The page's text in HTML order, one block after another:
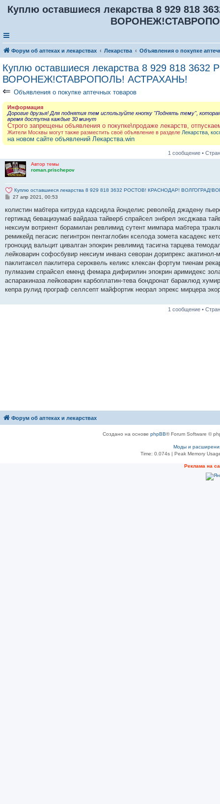
Куплю оставшиеся лекарства 8 929 818
Форум об аптеках и лекарствах Лекарства Объявления о покупке
Куплю оставшиеся лекарства 8 929 818
ВОРОНЕЖ!СТАВРОПОЛЬ! АСТРАХАНЬ!
⇐ Объявления о покупке аптечных товаров
Информация
Дорогие друзья! Для поднятия тем используйте кнопку "Поднять тему",
время доступна каждые 30 минут
Строго запрещены объявления о покупке\продаже лекарств,
Жители Москвы могут также разместить своё объявление в разделе Лекарства,
на новом сайте объявлений Лекарства.win
1 сообщение •
Автор темы
roman.prischepov
Куплю оставшиеся лекарства 8 929 818 3632 РОСТОВ! КРАСНОДАР!
С
о
щ
е
и
е
27 апр 2021, 00:53
колистин мабтера китруда кадсидла йонделис револейд джадену
гертикад бевацизумаб вайдаза тайверб спрайсел энбрел эксджава
нексиум вотриент борамилан ревлимид сутент мимпара мабтера
ремикейд пегасис пегинтрон пентаглобин кселода зомета касадекс
гроноцид вальцит цивалган эпокрин ревлимид тасигна тарцева
лейковарин софосбувир нексиум инванз севоран дорипрекс
паклитаксел паклитера сероквель келикс клексан фортум тиенам
пулмазим спрайсел еменд фемара дифирилин эпокрин аримидекс
аспаракиназа лейковарин карбоплатин-тева бондронат бараклюд
кепра рулид програф селлсепт майфортик неорал эпрекс мирцера
1 сообщение •
Форум об аптеках и лекарствах
Создано на основе phpBB® Forum Software ©
Моды и
Time: 0.074s| Peak Memory
Рeклама на